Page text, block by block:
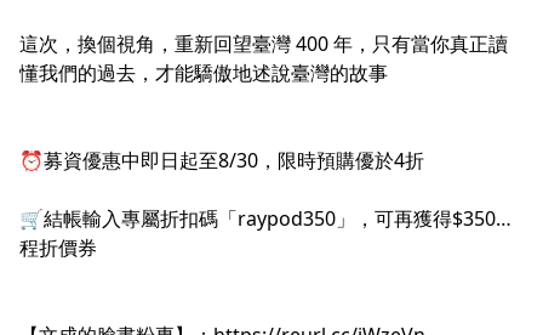
這次，換個視角，重新回望臺灣 400 年，只有當你真正讀
懂我們的過去，才能驕傲地述說臺灣的故事
⏰募資優惠中即日起至8/30，限時預購優於4折
🛒結帳輸入專屬折扣碼「raypod350」，可再獲得$350課
程折價券